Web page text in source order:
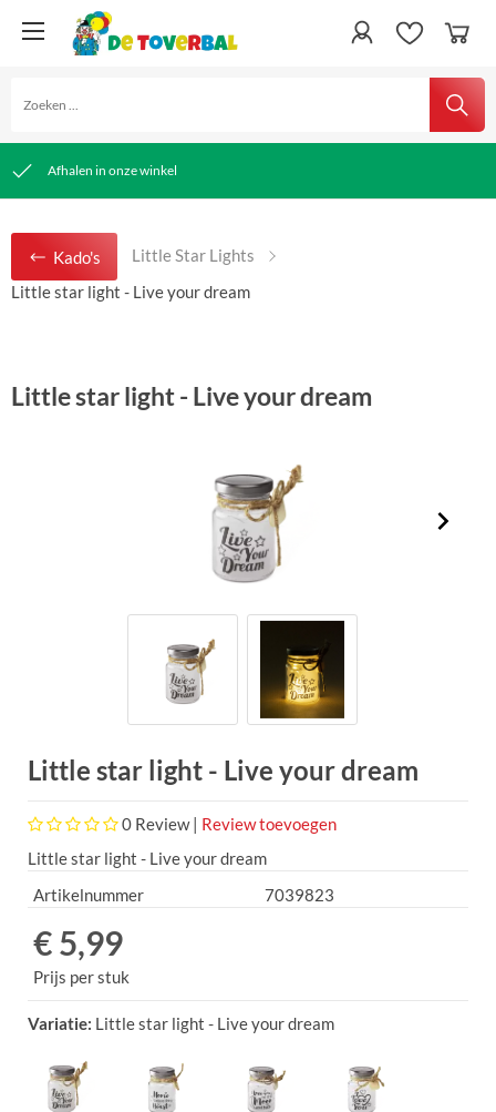
snelle verzending
Gratis verzending vanaf € 50,00
Afhalen in onze winkel
Kado's
Little Star Lights
Little star light - Live your dream
Little star light - Live your dream
Little star light - Live your dream
0 Review | Review toevoegen
Little star light - Live your dream
Artikelnummer
7039823
€ 5,99
Prijs per stuk
Variatie: Little star light - Live your dream